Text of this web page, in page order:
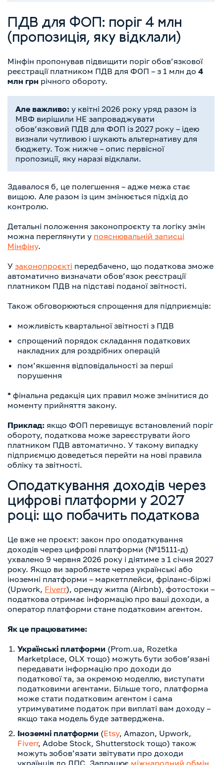
ПДВ для ФОП: поріг 4 млн
(пропозиція, яку відклали)
Мінфін пропонував підвищити поріг обов’язкової
реєстрації платником ПДВ для ФОП – з 1 млн до 4
млн грн річного обороту.
Але важливо: у квітні 2026 року уряд разом із
МВФ вирішили НЕ запроваджувати
обов’язковий ПДВ для ФОП із 2027 року – ідею
визнали чутливою і шукають альтернативу для
бюджету. Тож нижче – опис первісної
пропозиції, яку наразі відклали.
Здавалося б, це полегшення – адже межа стає
вищою. Але разом із цим змінюється підхід до
контролю.
Детальні положення законопроєкту та логіку змін
можна переглянути у пояснювальній записці
Мінфіну.
У законопроєкті передбачено, що податкова зможе
автоматично визначати обов’язок реєстрації
платником ПДВ на підставі поданої звітності.
Також обговорюються спрощення для підприємців:
можливість квартальної звітності з ПДВ
спрощений порядок складання податкових
накладних для роздрібних операцій
пом’якшення відповідальності за перші
порушення
* фінальна редакція цих правил може змінитися до
моменту прийняття закону.
Приклад: якщо ФОП перевищує встановлений поріг
обороту, податкова може зареєструвати його
платником ПДВ автоматично. У такому випадку
підприємцю доведеться перейти на нові правила
обліку та звітності.
Оподаткування доходів через
цифрові платформи у 2027
році: що побачить податкова
Це вже не проєкт: закон про оподаткування
доходів через цифрові платформи (№15111-д)
ухвалено 9 червня 2026 року і діятиме з 1 січня 2027
року. Якщо ви заробляєте через українські або
іноземні платформи – маркетплейси, фріланс-біржі
(Upwork, Fiverr), оренду житла (Airbnb), фотостоки –
податкова отримає інформацію про ваші доходи, а
оператор платформи стане податковим агентом.
Як це працюватиме:
Українські платформи (Prom.ua, Rozetka
Marketplace, OLX тощо) можуть бути зобов’язані
передавати інформацію про доходи до
податкової та, за окремою моделлю, виступати
податковими агентами. Більше того, платформа
може стати податковим агентом і сама
утримуватиме податок при виплаті вам доходу –
якщо така модель буде затверджена.
Іноземні платформи (Etsy, Amazon, Upwork,
Fiverr, Adobe Stock, Shutterstock тощо) також
можуть зобов’язати звітувати про доходи